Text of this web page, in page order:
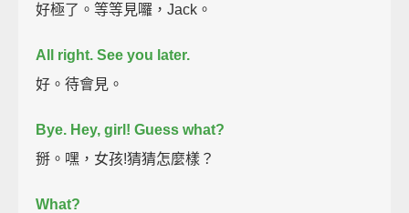
好極了。等等見囉，Jack。
All right. See you later.
好。待會見。
Bye. Hey, girl! Guess what?
掰。嘿，女孩!猜猜怎麼樣？
What?